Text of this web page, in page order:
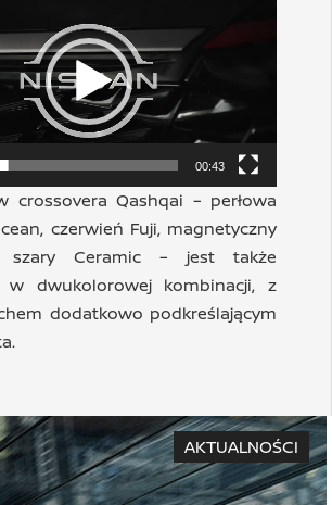
00:43
crossovera Qashqai – perłowa
czerwień Fuji, magnetyczny
szary Ceramic – jest także
w dwukolorowej kombinacji, z
dodatkowo podkreślającym
AKTUALNOŚCI